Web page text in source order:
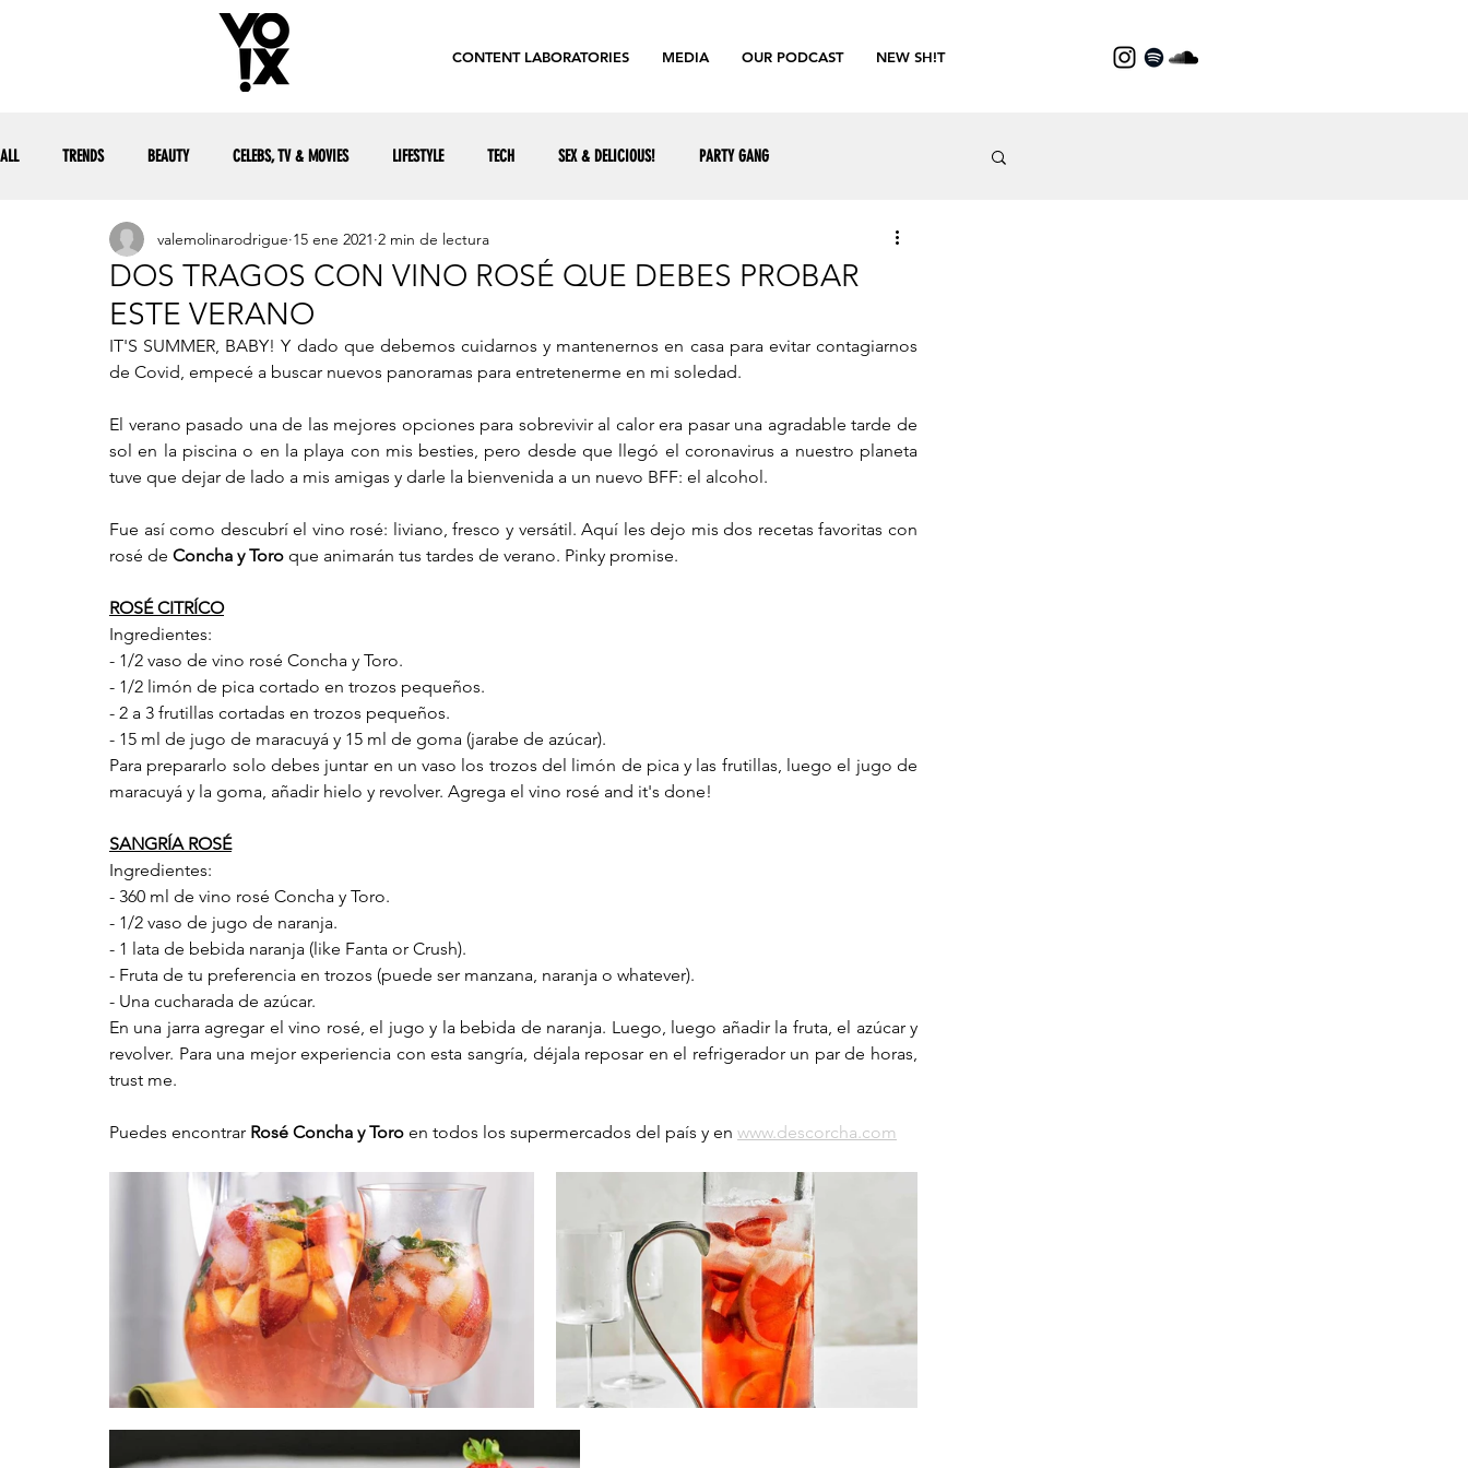
CONTENT LABORATORIES MEDIA OUR PODCAST NEW SH!T
ALL TRENDS BEAUTY CELEBS, TV & MOVIES LIFESTYLE TECH SEX & DELICIOUS! PARTY GANG
DOS TRAGOS CON VINO ROSÉ QUE DEBES PROBAR
ESTE VERANO
valemolinarodrigue 15 ene 2021 2 min de lectura
IT'S SUMMER, BABY! Y dado que debemos cuidarnos y mantenernos en casa para evitar contagiarnos
de Covid, empecé a buscar nuevos panoramas para entretenerme en mi soledad.
El verano pasado una de las mejores opciones para sobrevivir al calor era pasar una agradable tarde de
sol en la piscina o en la playa con mis besties, pero desde que llegó el coronavirus a nuestro planeta
tuve que dejar de lado a mis amigas y darle la bienvenida a un nuevo BFF: el alcohol.
Fue así como descubrí el vino rosé: liviano, fresco y versátil. Aquí les dejo mis dos recetas favoritas con
rosé de Concha y Toro que animarán tus tardes de verano. Pinky promise.
ROSÉ CITRÍCO
Ingredientes:
- 1/2 vaso de vino rosé Concha y Toro.
- 1/2 limón de pica cortado en trozos pequeños.
- 2 a 3 frutillas cortadas en trozos pequeños.
- 15 ml de jugo de maracuyá y 15 ml de goma (jarabe de azúcar).
Para prepararlo solo debes juntar en un vaso los trozos del limón de pica y las frutillas, luego el jugo de
maracuyá y la goma, añadir hielo y revolver. Agrega el vino rosé and it's done!
SANGRÍA ROSÉ
Ingredientes:
- 360 ml de vino rosé Concha y Toro.
- 1/2 vaso de jugo de naranja.
- 1 lata de bebida naranja (like Fanta or Crush).
- Fruta de tu preferencia en trozos (puede ser manzana, naranja o whatever).
- Una cucharada de azúcar.
En una jarra agregar el vino rosé, el jugo y la bebida de naranja. Luego, luego añadir la fruta, el azúcar y
revolver. Para una mejor experiencia con esta sangría, déjala reposar en el refrigerador un par de horas,
trust me.
Puedes encontrar Rosé Concha y Toro en todos los supermercados del país y en www.descorcha.com